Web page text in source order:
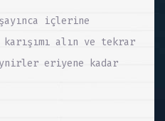
içlerine
alın ve tekrar
eriyene kadar